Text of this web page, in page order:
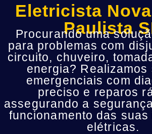
Eletricista
Paulista
Procurando uma
para problemas com
circuito, chuveiro,
energia? Realizamos
emergenciais com
preciso e reparos
assegurando a
funcionamento das
elétricas.